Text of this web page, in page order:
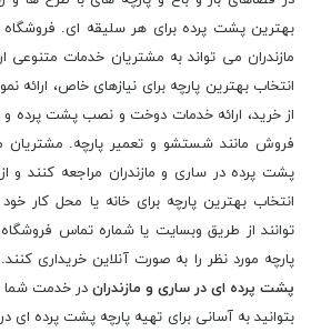
بهترین پشت پرده برای هر سلیقه ای.
مازندران می تواند به مشتریان خدمات متنوعی
انتخاب بهترین پارچه برای نیازهای خاص، ارائه
از خرید، ارائه خدمات دوخت و نصب پشت پرده
فروش مانند شستشو و تعمیر پارچه. مشتریان
پشت پرده در ساری و مازندران مراجعه کنند و
انتخاب بهترین پارچه برای خانه یا محل کار
توانند از طریق وبسایت یا شماره تماس
پارچه مورد نظر را به صورت آنلاین خریداری
پشت پرده ای در ساری و مازندران در خدمت شما
بتوانید به آسانی برای تهیه پارچه پشت پرده ای